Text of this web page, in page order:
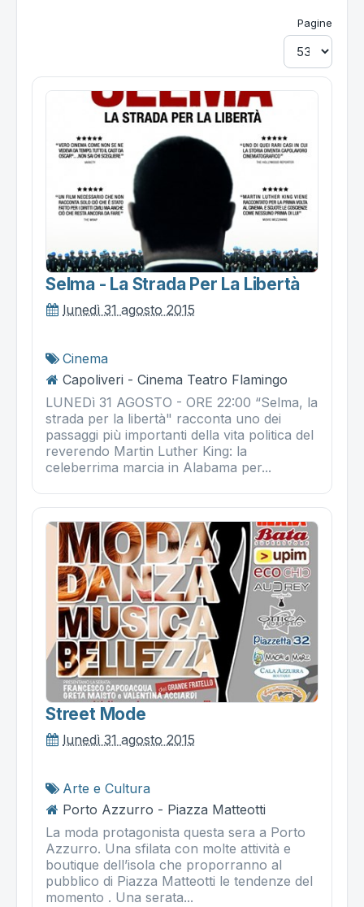
Pagine
Selma - La Strada Per La Libertà
lunedì 31 agosto 2015
Cinema
Capoliveri - Cinema Teatro Flamingo
LUNEDì 31 AGOSTO - ORE 22:00 “Selma, la
strada per la libertà" racconta uno dei
passaggi più importanti della vita politica del
reverendo Martin Luther King: la
celeberrima marcia in Alabama per...
Street Mode
lunedì 31 agosto 2015
Arte e Cultura
Porto Azzurro - Piazza Matteotti
La moda protagonista questa sera a Porto
Azzurro. Una sfilata con molte attività e
boutique dell’isola che proporranno al
pubblico di Piazza Matteotti le tendenze del
momento . Una serata...